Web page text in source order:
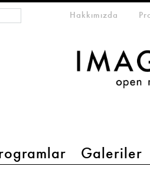
Galeriler
meta-menuHakkımızda